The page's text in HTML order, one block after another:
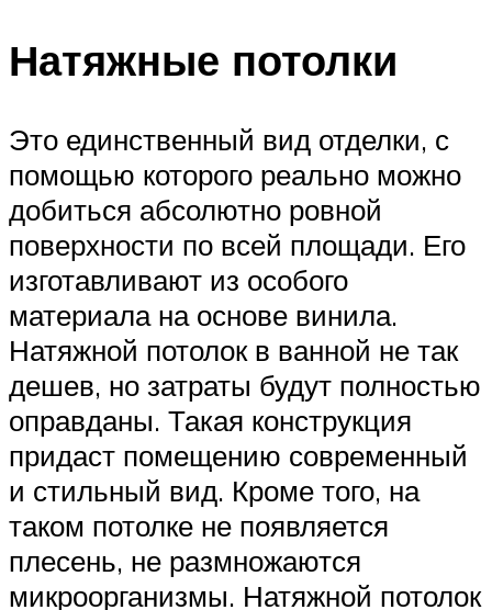
Натяжные потолки
Это единственный вид отделки, с
помощью которого реально можно
добиться абсолютно ровной
поверхности по всей площади. Его
изготавливают из особого
материала на основе винила.
Натяжной потолок в ванной не так
дешев, но затраты будут полностью
оправданы. Такая конструкция
придаст помещению современный
и стильный вид. Кроме того, на
таком потолке не появляется
плесень, не размножаются
микроорганизмы. Натяжной потолок